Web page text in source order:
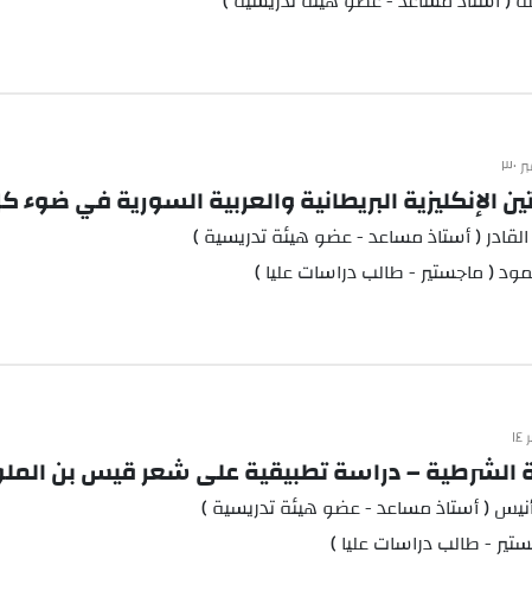
الإنكليزية البريطانية والعربية السورية في
القادر ( أستاذ مساعد - عضو هيئة تدريسية )
( ماجستير - طالب دراسات عليا )
الشرطية – دراسة تطبيقية على شعر قيس بن
( أستاذ مساعد - عضو هيئة تدريسية )
- طالب دراسات عليا )